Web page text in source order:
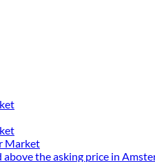
Market
the asking price in